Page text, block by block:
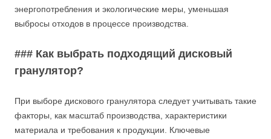
энергопотребления и экологические меры, уменьшая
выбросы отходов в процессе производства.
### Как выбрать подходящий дисковый
гранулятор?
При выборе дискового гранулятора следует учитывать такие
факторы, как масштаб производства, характеристики
материала и требования к продукции. Ключевые